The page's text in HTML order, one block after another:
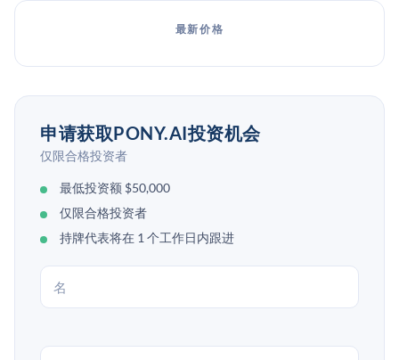
最新价格
申请获取PONY.AI投资机会
仅限合格投资者
最低投资额 $50,000
仅限合格投资者
持牌代表将在 1 个工作日内跟进